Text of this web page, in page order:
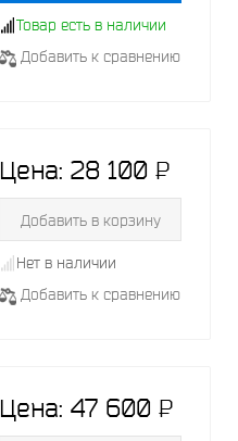
Товар есть в наличии
Добавить к сравнению
Цена: 28 100 P
-
Добавить в корзину
Нет в наличии
Добавить к сравнению
Цена: 47 600 P
-